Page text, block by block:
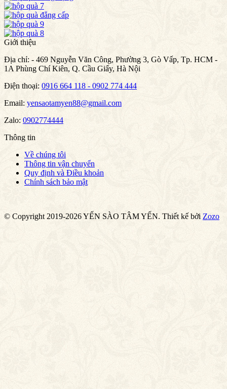
Giới thiệu
Địa chỉ: - 469 Nguyễn Văn Công, Phường 3, Gò Vấp, Tp. HCM -
1A Phùng Chí Kiên, Q. Cầu Giấy, Hà Nội
Điện thoại: 0916 664 118 - 0902 774 444
Email: yensaotamyen88@gmail.com
Zalo: 0902774444
Thông tin
Về chúng tôi
Thông tin vận chuyển
Quy định và Điều khoản
Chính sách bảo mật
© Copyright 2019-2026 YẾN SÀO TÂM YẾN. Thiết kế bởi Zozo